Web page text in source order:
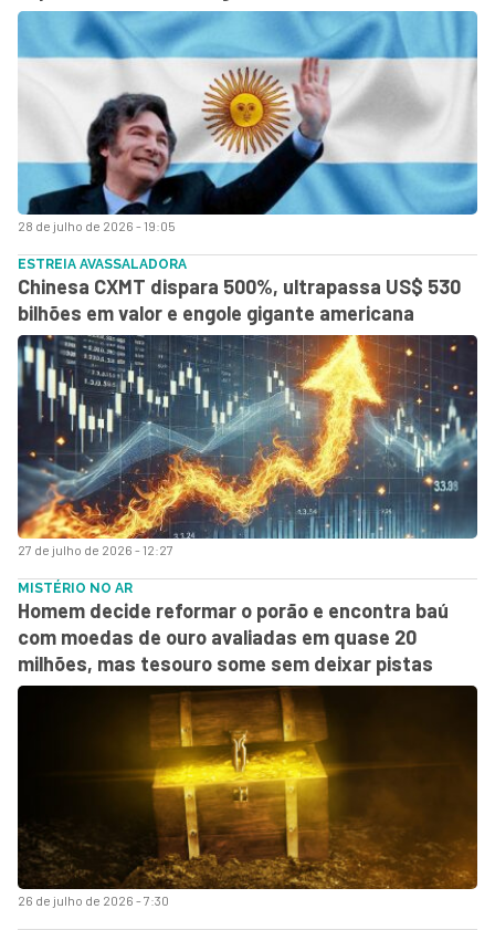
28 de julho de 2026 - 19:05
27 de julho de 2026 - 12:27
ESTREIA AVASSALADORA
Chinesa CXMT dispara 500%, ultrapassa US$ 530
bilhões em valor e engole gigante americana
26 de julho de 2026 - 7:30
MISTÉRIO NO AR
Homem decide reformar o porão e encontra baú
com moedas de ouro avaliadas em quase 20
milhões, mas tesouro some sem deixar pistas